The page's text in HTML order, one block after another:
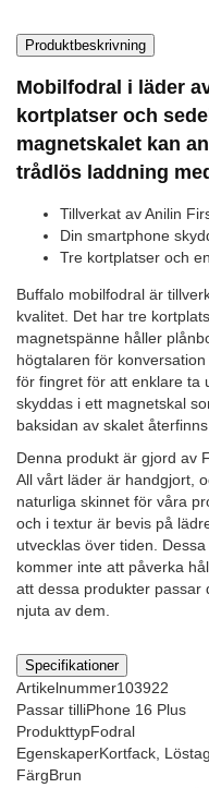
Produktbeskrivning
Mobilfodral i läder
kortplatser och
magnetskalet kan
trådlös laddning
Tillverkat av Anilin
Din smartphone
Tre kortplatser och
Buffalo mobilfodral är
kvalitet. Det har tre
magnetspänne håller
högtalaren för
för fingret för att enklare ta
skyddas i ett magnetskal
baksidan av skalet
Denna produkt är gjord av
All vårt läder är handgjort,
naturliga skinnet för våra
och i textur är bevis på
utvecklas över tiden.
kommer inte att påverka
att dessa produkter passar
njuta av dem.
Specifikationer
Artikelnummer103922
Passar tilliPhone 16 Plus
ProdukttypFodral
EgenskaperKortfack,
FärgBrun